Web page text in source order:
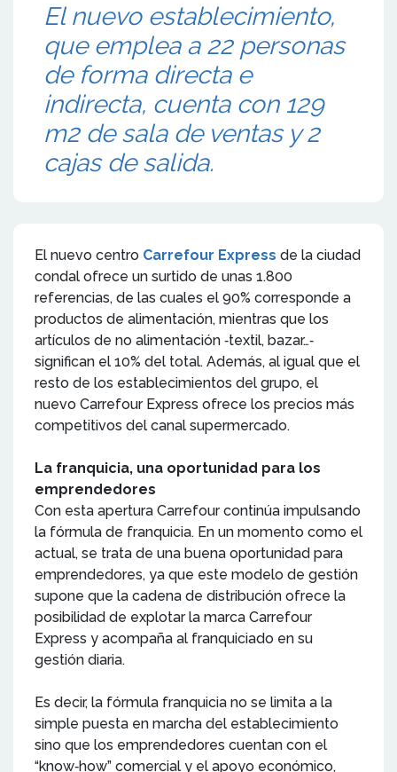
El nuevo establecimiento,
que emplea a 22 personas
de forma directa e
indirecta, cuenta con 129
m2 de sala de ventas y 2
cajas de salida.
El nuevo centro Carrefour Express de la ciudad
condal ofrece un surtido de unas 1.800
referencias, de las cuales el 90% corresponde a
productos de alimentación, mientras que los
artículos de no alimentación ‐textil, bazar…‐
significan el 10% del total. Además, al igual que el
resto de los establecimientos del grupo, el
nuevo Carrefour Express ofrece los precios más
competitivos del canal supermercado.
La franquicia, una oportunidad para los
emprendedores
Con esta apertura Carrefour continúa impulsando
la fórmula de franquicia. En un momento como el
actual, se trata de una buena oportunidad para
emprendedores, ya que este modelo de gestión
supone que la cadena de distribución ofrece la
posibilidad de explotar la marca Carrefour
Express y acompaña al franquiciado en su
gestión diaria.
Es decir, la fórmula franquicia no se limita a la
simple puesta en marcha del establecimiento
sino que los emprendedores cuentan con el
“know‐how” comercial y el apoyo económico,